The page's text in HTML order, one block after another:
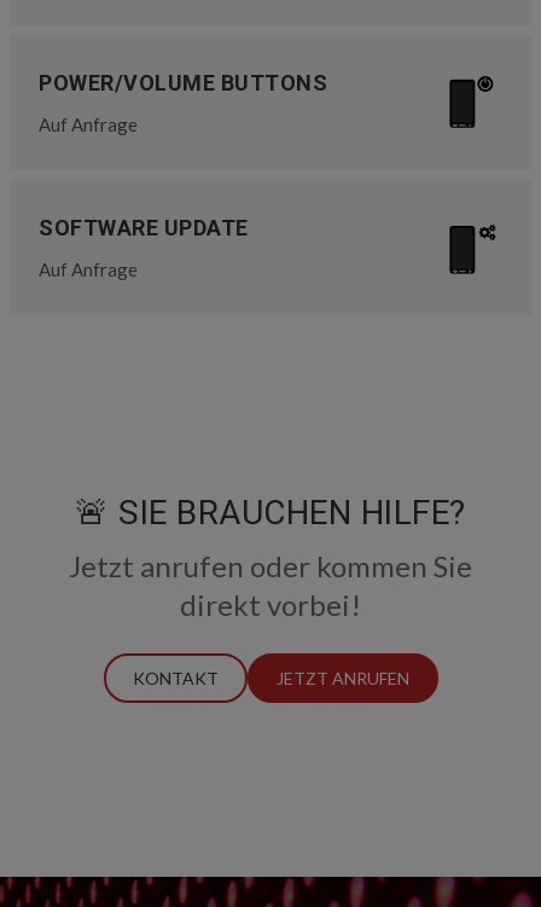
POWER/VOLUME BUTTONS
Auf Anfrage
SOFTWARE UPDATE
Auf Anfrage
🚨 SIE BRAUCHEN HILFE?
Jetzt anrufen oder kommen Sie
direkt vorbei!
KONTAKT JETZT ANRUFEN